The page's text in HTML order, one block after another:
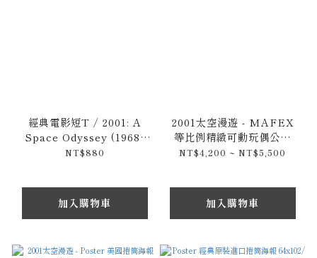
經典電影短T / 2001: A
Space Odyssey (1968)
2001太空漫遊
NT$880
加入購物車
2001太空漫遊 - MAFEX
等比例精緻可動玩偶公仔
16cm / 2001: A Space
NT$4,200 ~ NT$5,500
加入購物車